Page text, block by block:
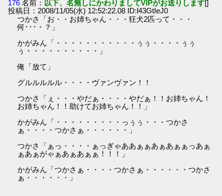
176 名前： 以下、名無しにかわりましてVIPがお送りします[]
投稿日：2008/11/05(水) 12:52:22.08 ID:l43GtIeJ0
つかさ「お・・お姉ちゃん・・・狂犬2匹って・・・
何･･･・？」
かがみん「・・・・・・・・・・・ぅぅ・・・・ぅぅ
ぅ・・・・・・・・・・」
俺「放て」
グルルルルル・・・・ヴァンヴァン！！
つかさ「ぇ・・・やだぁ・・・・やだぁ！！お姉ちゃん！
お姉ちゃん！！助けてお姉ちゃん！！」
かがみん「・・・・・・・・・っぅぅ・・・つかさ
ぁ・・・・つかさぁ・・・・・・」
つかさ「ぁっ・・・・ぁっぎゃああぁぁあぁあぁぁっあぁ
ぁあぁがゃぁあぁあぁぁ！！！」
かがみん「つかさぁ・・・・つかさぁ・・・・・・つかさ
ぁ・・・・・・」